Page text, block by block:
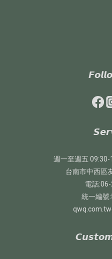
週一至週五
台南市中西區
電話
統一編號